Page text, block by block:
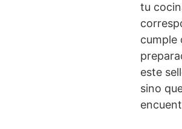
tu
cumple
este
sino